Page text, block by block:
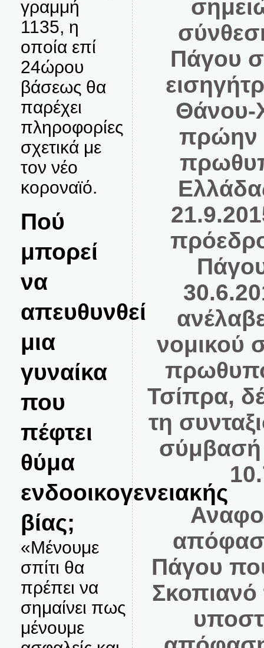
γραμμή
1135, η
οποία επί
24ώρου
βάσεως θα
παρέχει
πληροφορίες
σχετικά με
τον νέο
κοροναϊό.
Πού
μπορεί
να
απευθυνθεί
μια
γυναίκα
που
πέφτει
θύμα
ενδοοικογενειακής
βίας;
«Μένουμε
σπίτι θα
πρέπει να
σημαίνει πως
μένουμε
Πάγου
Θάνου-
πρώην
νομικού
Τσίπρα,
τη
σύμβασή
Πάγου
Σκοπιανό